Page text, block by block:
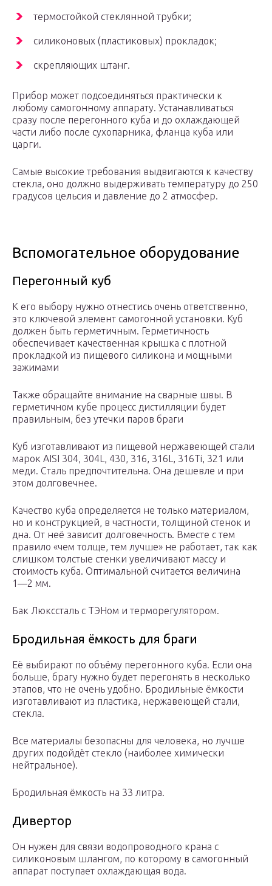
термостойкой стеклянной трубки;
силиконовых (пластиковых) прокладок;
скрепляющих штанг.
Прибор может подсоединяться практически к
любому самогонному аппарату. Устанавливаться
сразу после перегонного куба и до охлаждающей
части либо после сухопарника, фланца куба или
царги.
Самые высокие требования выдвигаются к качеству
стекла, оно должно выдерживать температуру до 250
градусов цельсия и давление до 2 атмосфер.
Вспомогательное оборудование
Перегонный куб
К его выбору нужно отнестись очень ответственно,
это ключевой элемент самогонной установки. Куб
должен быть герметичным. Герметичность
обеспечивает качественная крышка с плотной
прокладкой из пищевого силикона и мощными
зажимами
Также обращайте внимание на сварные швы. В
герметичном кубе процесс дистилляции будет
правильным, без утечки паров браги
Куб изготавливают из пищевой нержавеющей стали
марок AISI 304, 304L, 430, 316, 316L, 316Ti, 321 или
меди. Сталь предпочтительна. Она дешевле и при
этом долговечнее.
Качество куба определяется не только материалом,
но и конструкцией, в частности, толщиной стенок и
дна. От неё зависит долговечность. Вместе с тем
правило «чем толще, тем лучше» не работает, так как
слишком толстые стенки увеличивают массу и
стоимость куба. Оптимальной считается величина
1―2 мм.
Бак Люкссталь с ТЭНом и терморегулятором.
Бродильная ёмкость для браги
Её выбирают по объёму перегонного куба. Если она
больше, брагу нужно будет перегонять в несколько
этапов, что не очень удобно. Бродильные ёмкости
изготавливают из пластика, нержавеющей стали,
стекла.
Все материалы безопасны для человека, но лучше
других подойдёт стекло (наиболее химически
нейтральное).
Бродильная ёмкость на 33 литра.
Дивертор
Он нужен для связи водопроводного крана с
силиконовым шлангом, по которому в самогонный
аппарат поступает охлаждающая вода.